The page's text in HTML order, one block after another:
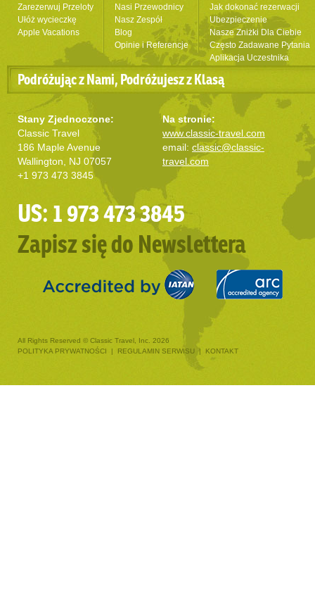
Zarezerwuj Przeloty
Ułóż wycieczkę
Apple Vacations
Nasi Przewodnicy
Nasz Zespół
Blog
Opinie i Referencje
Jak dokonać rezerwacji
Ubezpieczenie
Nasze Zniżki Dla Ciebie
Często Zadawane Pytania
Aplikacja Uczestnika
Podróżując z Nami, Podróżujesz z Klasą
Stany Zjednoczone:
Classic Travel
186 Maple Avenue
Wallington, NJ 07057
+1 973 473 3845
Na stronie:
www.classic-travel.com
email: classic@classic-
travel.com
US: 1 973 473 3845
Zapisz się do Newslettera
All Rights Reserved © Classic Travel, Inc. 2026
POLITYKA PRYWATNOŚCI
| REGULAMIN SERWISU | KONTAKT